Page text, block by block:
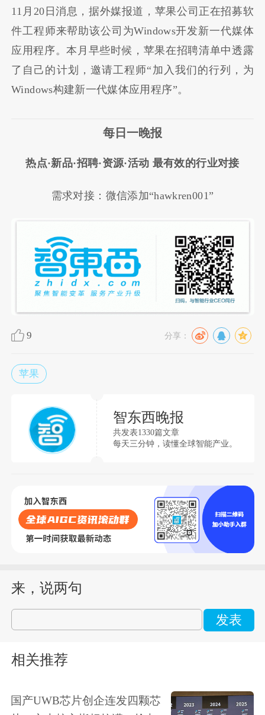
11月20日消息，据外媒报道，苹果公司正在招募软
件工程师来帮助该公司为Windows开发新一代媒体
应用程序。本月早些时候，苹果在招聘清单中透露
了自己的计划，邀请工程师“加入我们的行列，为
Windows构建新一代媒体应用程序”。
每日一晚报
热点·新品·招聘·资源·活动 最有效的行业对接
需求对接：微信添加“hawkren001”
9 分享：
苹果
智东西晚报
共发表1330篇文章
每天三分钟，读懂全球智能产业。
来，说两句
发表
相关推荐
国产UWB芯片创企连发四颗芯